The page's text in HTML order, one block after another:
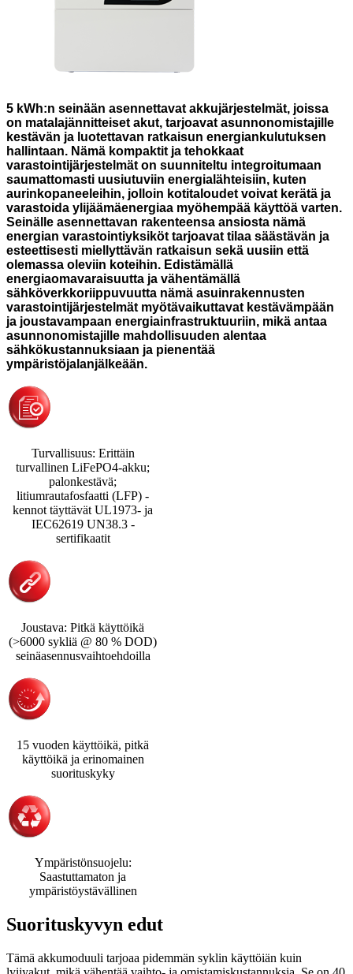
5 kWh:n seinään asennettavat akkujärjestelmät, joissa
on matalajännitteiset akut, tarjoavat asunnonomistajille
kestävän ja luotettavan ratkaisun energiankulutuksen
hallintaan. Nämä kompaktit ja tehokkaat
varastointijärjestelmät on suunniteltu integroitumaan
saumattomasti uusiutuviin energialähteisiin, kuten
aurinkopaneeleihin, jolloin kotitaloudet voivat kerätä ja
varastoida ylijäämäenergiaa myöhempää käyttöä varten.
Seinälle asennettavan rakenteensa ansiosta nämä
energian varastointiyksiköt tarjoavat tilaa säästävän ja
esteettisesti miellyttävän ratkaisun sekä uusiin että
olemassa oleviin koteihin. Edistämällä
energiaomavaraisuutta ja vähentämällä
sähköverkkoriippuvuutta nämä asuinrakennusten
varastointijärjestelmät myötävaikuttavat kestävämpään
ja joustavampaan energiainfrastruktuuriin, mikä antaa
asunnonomistajille mahdollisuuden alentaa
sähkökustannuksiaan ja pienentää
ympäristöjalanjälkeään.
Turvallisuus: Erittäin
turvallinen LiFePO4-akku;
palonkestävä;
litiumrautafosfaatti (LFP) -
kennot täyttävät UL1973- ja
IEC62619 UN38.3 -
sertifikaatit
Joustava: Pitkä käyttöikä
(>6000 sykliä @ 80 % DOD)
seinäasennusvaihtoehdoilla
15 vuoden käyttöikä, pitkä
käyttöikä ja erinomainen
suorituskyky
Ympäristönsuojelu:
Saastuttamaton ja
ympäristöystävällinen
Suorituskyvyn edut
Tämä akkumoduuli tarjoaa pidemmän syklin käyttöiän kuin